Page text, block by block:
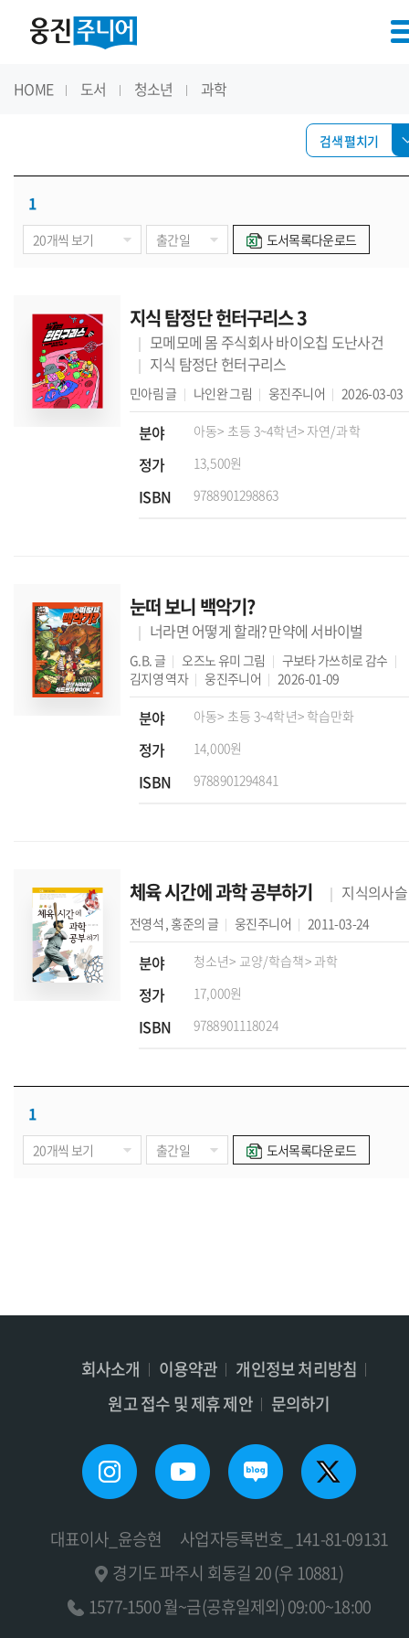
HOME 도서 청소년 과학
검색 펼치기
1
도서목록다운로드
지식 탐정단 헌터구리스 3
모메모메 몸 주식회사 바이오칩 도난사건
지식 탐정단 헌터구리스
민아림 글 나인완그림 웅진주니어 2026-03-03
분야 아동> 초등 3~4학년> 자연/과학
정가 13,500원
ISBN 9788901298863
눈떠 보니 백악기?
너라면 어떻게 할래? 만약에 서바이벌
G.B. 글 오즈노 유미 그림 구보타 가쓰히로 감수
김지영 역자 웅진주니어 2026-01-09
분야 아동> 초등 3~4학년> 학습만화
정가 14,000원
ISBN 9788901294841
체육 시간에 과학 공부하기 지식의사슬
전영석 ,홍준의 글 웅진주니어 2011-03-24
분야 청소년> 교양/학습책> 과학
정가 17,000원
ISBN 9788901118024
1
도서목록다운로드
회사소개 이용약관
개인정보 처리방침
원고 접수 및 제휴 제안
문의하기
대표이사_윤승현
사업자등록번호_ 141-81-09131
경기도 파주시 회동길 20 (우 10881)
1577-1500 월~금(공휴일제외) 09:00~18:00